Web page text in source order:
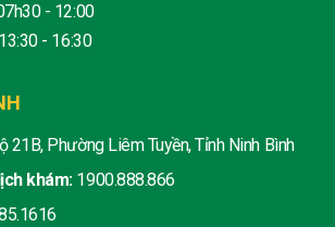
- 12:00
- 16:30
21B, Phường Liêm Tuyền, Tỉnh Ninh Bình
khám: 1900.888.866